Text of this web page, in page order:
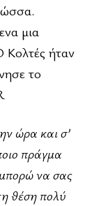
μια
Κολτές ήταν
το
ώρα και σ’
πράγμα
να σας
θέση πολύ